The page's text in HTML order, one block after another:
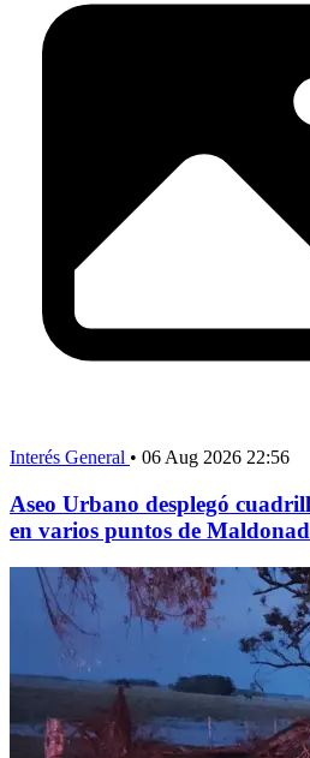
Interés General • 06 Aug 2026 22:56
Aseo Urbano desplegó
en varios puntos de